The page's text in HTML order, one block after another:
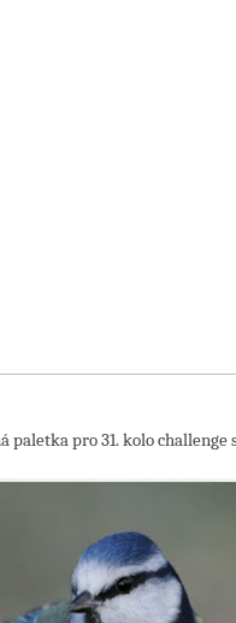
paletka pro 31. kolo challenge